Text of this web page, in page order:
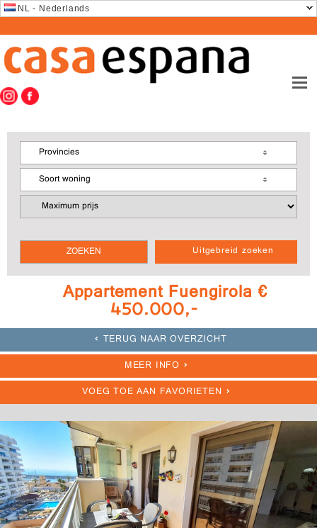
NL - Nederlands
Uitgebreid zoeken
Provincies
Soort woning
Appartement Fuengirola €
450.000,-
TERUG NAAR OVERZICHT
MEER INFO
VOEG TOE AAN FAVORIETEN